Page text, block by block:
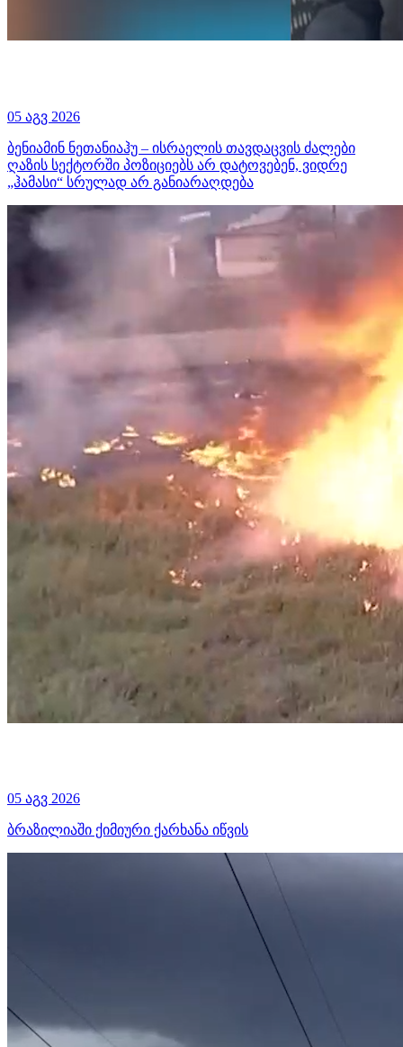
05 აგვ 2026
ბენიამინ ნეთანიაჰუ – ისრაელის თავდაცვის ძალები
ღაზის სექტორში პოზიციებს არ დატოვებენ, ვიდრე
„ჰამასი“ სრულად არ განიარაღდება
05 აგვ 2026
ბრაზილიაში ქიმიური ქარხანა იწვის